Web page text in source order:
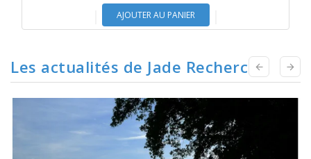
AJOUTER AU PANIER
Les actualités de Jade Recherche
 